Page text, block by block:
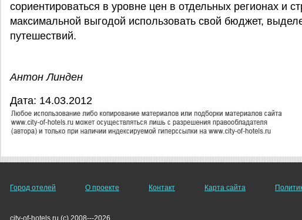
сориентироваться в уровне цен в отдельных регионах и
максимальной выгодой использовать свой бюджет,
путешествий.
Антон Линден
Дата: 14.03.2012
Город отелей О проекте Контакт Карта сайта
city-of-hotels.ru (c) 2008---2026